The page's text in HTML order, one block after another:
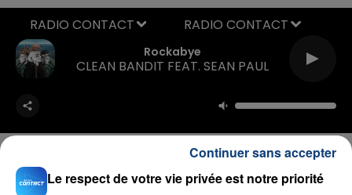
Rockabye
CLEAN BANDIT FEAT. SEAN PAUL
RADIO CONTACT
Le respect de votre vie privée est notre priorité
Continuer sans accepter